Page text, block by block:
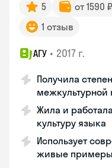
5 от 1590
1 отзыв
АГУ • 2017 г.
Получила
Жила и
культуру языка
Использует
живые примеры